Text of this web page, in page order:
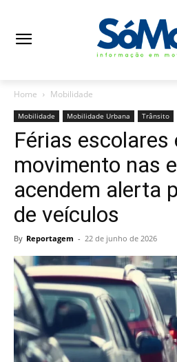
Home Mobilidade
Mobilidade Mobilidade Urbana Trânsito
Férias escolares
movimento nas
acendem alerta
de veículos
By Reportagem - 22 de junho de 2026